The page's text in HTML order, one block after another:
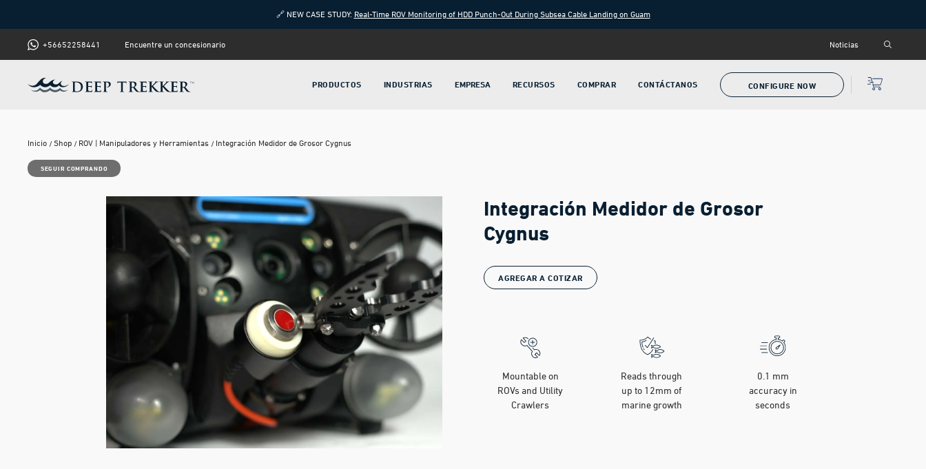
🔗 NEW CASE STUDY: Real-Time ROV Monitoring of HDD Punch-Out During Subsea Cable Landing on Guam
+56652258441 Encuentre un concesionario Noticias
PRODUCTOS INDUSTRIAS EMPRESA RECURSOS COMPRAR CONTÁCTANOS CONFIGURE NOW
Inicio Shop ROV | Manipuladores y Herramientas Integración Medidor de Grosor Cygnus
SEGUIR COMPRANDO
Integración Medidor de Grosor
Cygnus
AGREGAR A COTIZAR
Mountable on
ROVs and Utility
Crawlers
Reads through
up to 12mm of
marine growth
0.1 mm
accuracy in
seconds